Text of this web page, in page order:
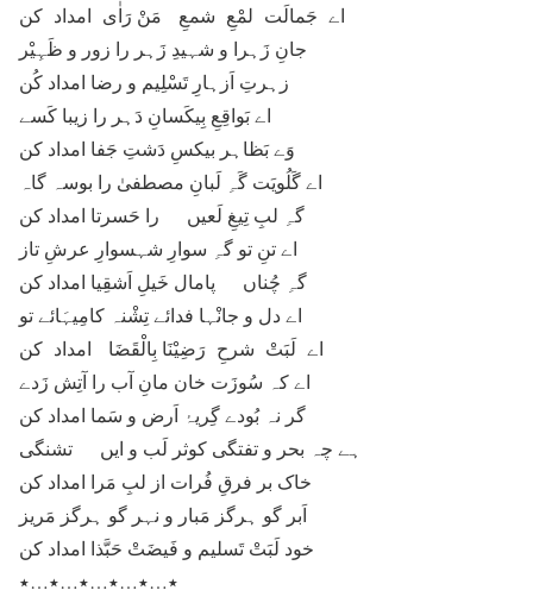
اے جَمالَت لمْعِ شمعِ مَنْ رَاٰی امداد کن
جانِ زَہرا و شہیدِ زَہر را زور و ظَہِیْر
زہرتِ اَزہارِ تَسْلِیم و رضا امداد کُن
اے بَواقِعِ بِیکَسانِ دَہر را زیبا کَسے
وَے بَظاہر بیکسِ دَشتِ جَفا امداد کن
اے گَلُویَت گَہِ لَبانِ مصطفیٰ را بوسہ گاہ
گہِ لبِ تِیغِ لَعیں را حَسرتا امداد کن
اے تنِ تو گہِ سوارِ شہسوارِ عرشِ تاز
گہِ چُناں پامال خَیلِ اَشقِیا امداد کن
اے دل و جانْہا فدائے تِشْنہ کامِیہَائے تو
اے لَبَتْ شرحِ رَضِیْنَا بِالْقَضَا امداد کن
اے کہ سُوزَت خان مانِ آب را آتِش زَدے
گر نہ بُودے گِریۂ اَرض و سَما امداد کن
ہے چہ بحر و تفتگی کوثر لَب و ایں تشنگی
خاک بر فرقِ فُرات از لبِ مَرا امداد کن
اَبر گو ہرگز مَبار و نہر گو ہرگز مَریز
خود لَبَتْ تَسلیم و فَیضَتْ حَبَّذا امداد کن
٭…٭…٭…٭…٭…٭